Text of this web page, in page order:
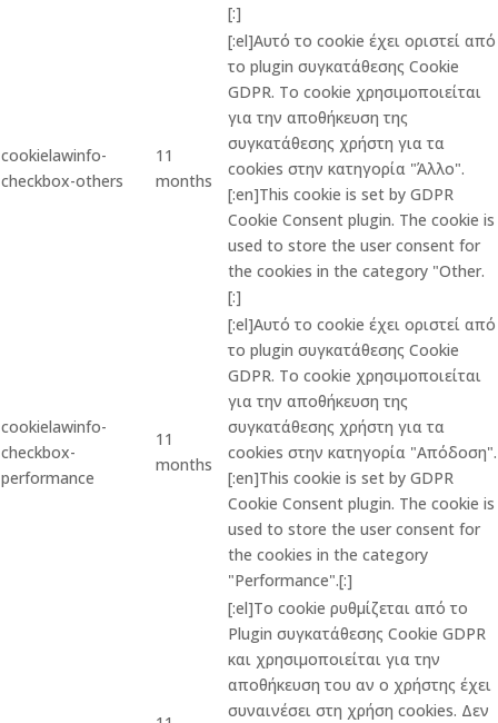
[:]
cookielawinfo-
checkbox-others
11
months
[:el]Αυτό το cookie έχει οριστεί από
το plugin συγκατάθεσης Cookie
GDPR. Το cookie χρησιμοποιείται
για την αποθήκευση της
συγκατάθεσης χρήστη για τα
cookies στην κατηγορία "Άλλο".
[:en]This cookie is set by GDPR
Cookie Consent plugin. The cookie is
used to store the user consent for
the cookies in the category "Other.
[:]
cookielawinfo-
checkbox-
performance
11
months
[:el]Αυτό το cookie έχει οριστεί από
το plugin συγκατάθεσης Cookie
GDPR. Το cookie χρησιμοποιείται
για την αποθήκευση της
συγκατάθεσης χρήστη για τα
cookies στην κατηγορία "Απόδοση".
[:en]This cookie is set by GDPR
Cookie Consent plugin. The cookie is
used to store the user consent for
the cookies in the category
"Performance".[:]
[:el]Το cookie ρυθμίζεται από το
Plugin συγκατάθεσης Cookie GDPR
και χρησιμοποιείται για την
αποθήκευση του αν ο χρήστης έχει
συναινέσει στη χρήση cookies. Δεν